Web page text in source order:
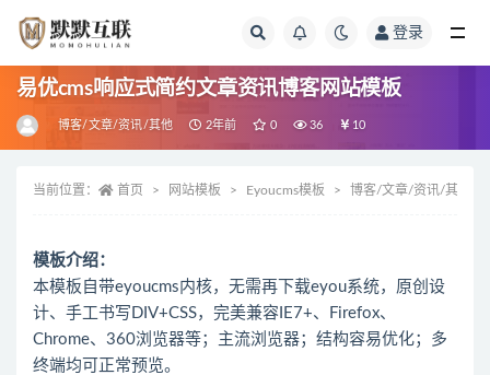
登录
易优cms响应式简约文章资讯博客网站模板
博客/文章/资讯/其他 2年前 0 36 10
当前位置： 首页 网站模板 Eyoucms模板 博客/文章/资讯/其他
模板介绍：
本模板自带eyoucms内核，无需再下载eyou系统，原创设
计、手工书写DIV+CSS，完美兼容IE7+、Firefox、
Chrome、360浏览器等；主流浏览器；结构容易优化；多
终端均可正常预览。